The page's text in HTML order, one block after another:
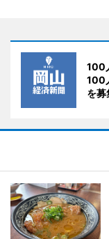
100
100
を募